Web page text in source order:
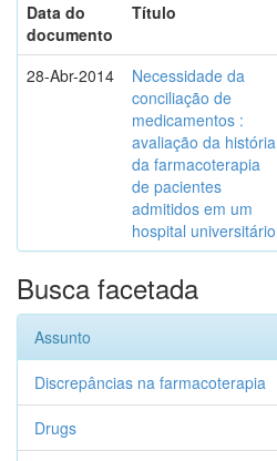
Data do
documento
Título
28-Abr-2014
Necessidade da
conciliação de
medicamentos :
avaliação da história
da farmacoterapia
de pacientes
admitidos em um
hospital universitário
Busca facetada
Assunto
Discrepâncias na farmacoterapia
Drugs